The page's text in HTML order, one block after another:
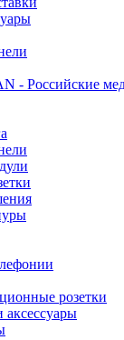
- Российские
розетки